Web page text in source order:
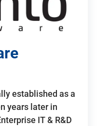
established as a
years later in
IT & R&D